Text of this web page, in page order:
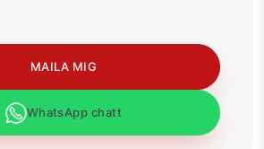
MAILA MIG
WhatsApp chatt